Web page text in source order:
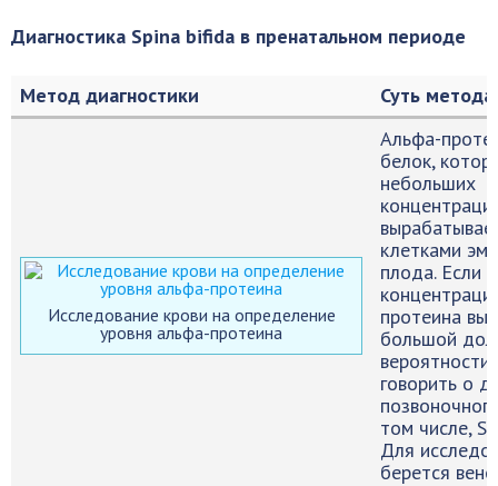
Диагностика Spina bifida в пренатальном периоде
Метод диагностики Суть метода
Исследование крови на определение
уровня альфа-протеина
Альфа-
белок,
небольших
клетками
плода. Если
протеина
большой
говорить о
том числе,
Для
берется